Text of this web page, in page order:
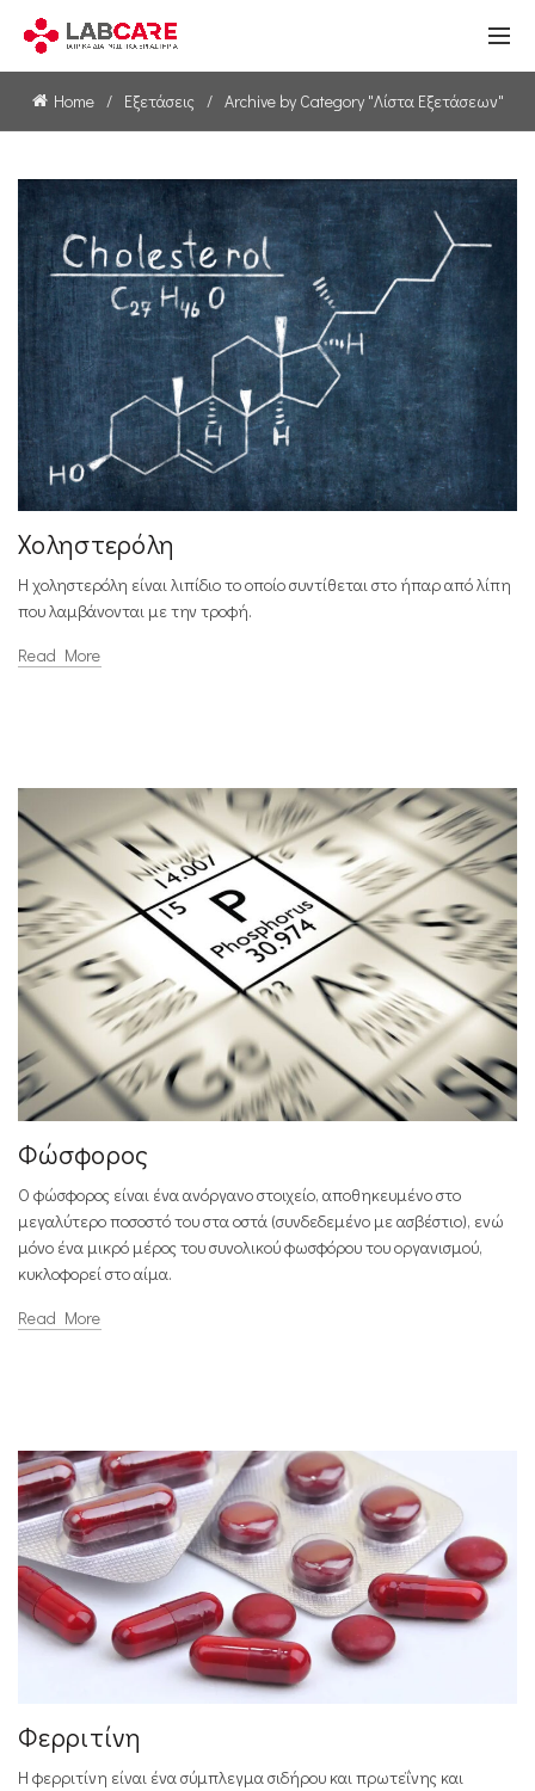
Home Εξετάσεις Archive by Category "Λίστα Εξετάσεων"
Χοληστερόλη
Η χοληστερόλη είναι λιπίδιο το οποίο συντίθεται στο ήπαρ από λίπη
που λαμβάνονται με την τροφή.
Read More
Φώσφορος
Ο φώσφορος είναι ένα ανόργανο στοιχείο, αποθηκευμένο στο
μεγαλύτερο ποσοστό του στα οστά (συνδεδεμένο με ασβέστιο), ενώ
μόνο ένα μικρό μέρος του συνολικού φωσφόρου του οργανισμού,
κυκλοφορεί στο αίμα.
Read More
Φερριτίνη
Η φερριτίνη είναι ένα σύμπλεγμα σιδήρου και πρωτεΐνης και